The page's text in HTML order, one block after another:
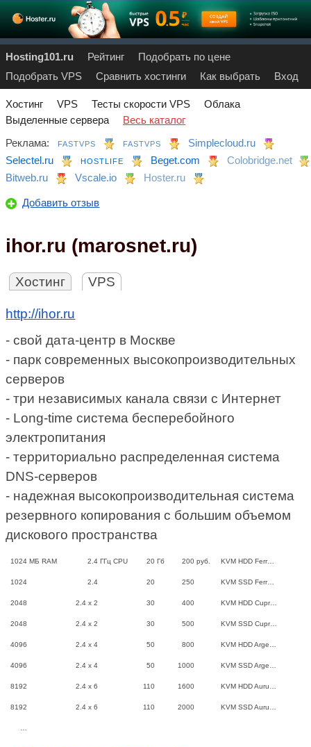
Hosting101.ru Рейтинг
Подобрать по цене
Подобрать VPS
Сравнить хостинги Как выбрать Вход
Хостинг VPS Тесты скорости VPS
Облака
Выделенные сервера
Весь каталог
Реклама:
FASTVPS FASTVPS
Simplecloud.ru
Selectel.ru
HOSTLIFE Beget.com
Colobridge.net
Bitweb.ru
Vscale.io Hoster.ru
Добавить отзыв
ihor.ru (marosnet.ru)
Хостинг VPS
http://ihor.ru
- свой дата-центр в Москве
- парк современных высокопроизводительных
серверов
- три независимых канала связи с Интернет
- Long-time система бесперебойного
электропитания
- территориально распределенная система
DNS-серверов
- надежная высокопроизводительная система
резервного копирования с большим объемом
дискового пространства
1024 МБ RAM 2.4 ГГц CPU 20 Гб 200 руб. KVM HDD Ferr…
1024 2.4 20 250 KVM SSD Ferr…
2048 2.4 x 2 30 400 KVM HDD Cupr…
2048 2.4 x 2 30 500 KVM SSD Cupr…
4096 2.4 x 4 50 800 KVM HDD Arge…
4096 2.4 x 4 50 1000 KVM SSD Arge…
8192 2.4 x 6 110 1600 KVM HDD Auru…
8192 2.4 x 6 110 2000 KVM SSD Auru…
…